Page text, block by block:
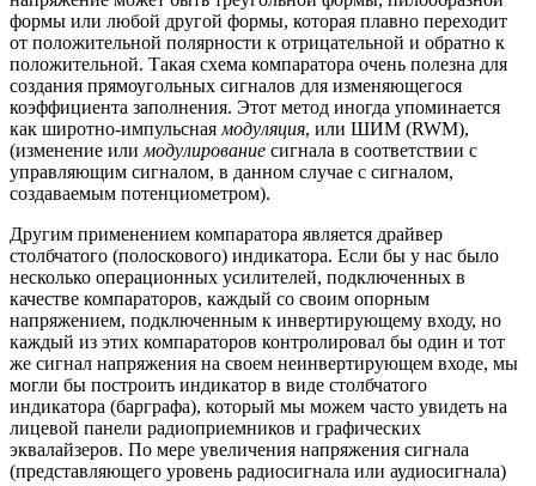
формы или любой другой формы, которая плавно переходит
от положительной полярности к отрицательной и обратно к
положительной. Такая схема компаратора очень полезна для
создания прямоугольных сигналов для изменяющегося
коэффициента заполнения. Этот метод иногда упоминается
как широтно-импульсная модуляция, или ШИМ (RWM),
(изменение или модулирование сигнала в соответствии с
управляющим сигналом, в данном случае с сигналом,
создаваемым потенциометром).
Другим применением компаратора является драйвер
столбчатого (полоскового) индикатора. Если бы у нас было
несколько операционных усилителей, подключенных в
качестве компараторов, каждый со своим опорным
напряжением, подключенным к инвертирующему входу, но
каждый из этих компараторов контролировал бы один и тот
же сигнал напряжения на своем неинвертирующем входе, мы
могли бы построить индикатор в виде столбчатого
индикатора (барграфа), который мы можем часто увидеть на
лицевой панели радиоприемников и графических
эквалайзеров. По мере увеличения напряжения сигнала
(представляющего уровень радиосигнала или аудиосигнала)